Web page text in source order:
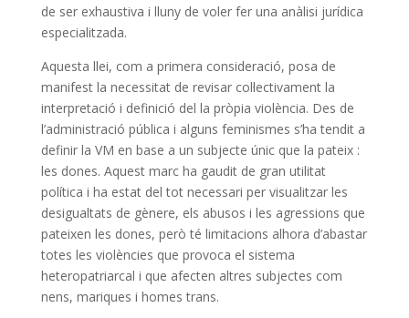
de ser exhaustiva i lluny de voler fer una anàlisi jurídica
especialitzada.
Aquesta llei, com a primera consideració, posa de
manifest la necessitat de revisar col·lectivament la
interpretació i definició del la pròpia violència. Des de
l’administració pública i alguns feminismes s’ha tendit a
definir la VM en base a un subjecte únic que la pateix :
les dones. Aquest marc ha gaudit de gran utilitat
política i ha estat del tot necessari per visualitzar les
desigualtats de gènere, els abusos i les agressions que
pateixen les dones, però té limitacions alhora d’abastar
totes les violències que provoca el sistema
heteropatriarcal i que afecten altres subjectes com
nens, mariques i homes trans.